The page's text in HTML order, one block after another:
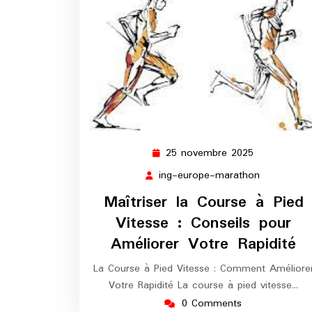
25 novembre 2025
novembre
ing-europe-marathon
europe-
marathon
Maîtriser la Course à Pied
Vitesse : Conseils pour
Améliorer Votre Rapidité
La Course à Pied Vitesse : Comment
Votre Rapidité La course à pied vitesse…
0 Comments